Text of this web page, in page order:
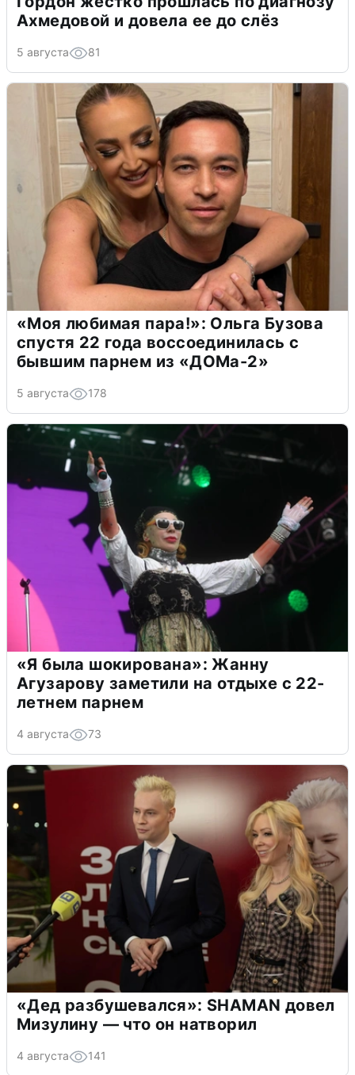
Ахмедовой и довела ее до слёз
5 августа 81
«Моя любимая пара!»: Ольга Бузова
спустя 22 года воссоединилась с
бывшим парнем из «ДОМа-2»
5 августа 178
«Я была шокирована»: Жанну
Агузарову заметили на отдыхе с 22-
летнем парнем
4 августа 73
«Дед разбушевался»: SHAMAN довел
Мизулину — что он натворил
4 августа 141